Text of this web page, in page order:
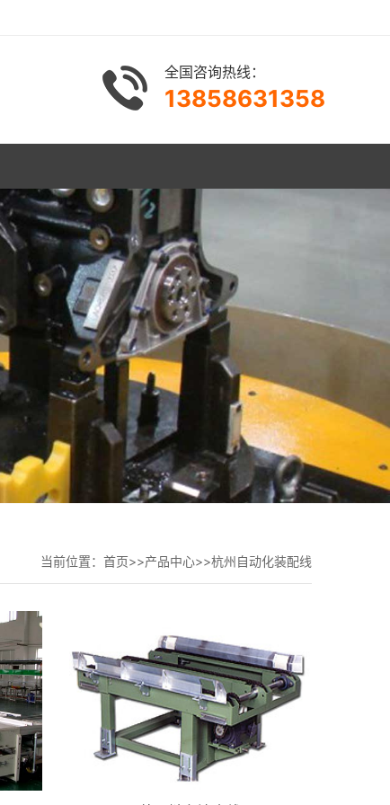
全国咨询热线：
13858631358
当前位置： 首页>>产品中心>>杭州自动化装配线